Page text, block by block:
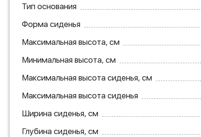
Тип основания
Форма сиденья
Максимальная высота, см
Минимальная высота, см
Максимальная высота сиденья, см
Максимальная высота сиденья
Ширина сиденья, см
Глубина сиденья, см